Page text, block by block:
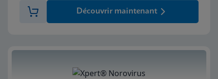
Découvrir maintenant